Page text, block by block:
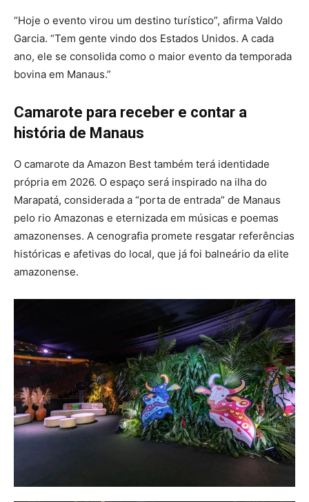
“Hoje o evento virou um destino turístico”, afirma Valdo
Garcia. “Tem gente vindo dos Estados Unidos. A cada
ano, ele se consolida como o maior evento da temporada
bovina em Manaus.”
Camarote para receber e contar a
história de Manaus
O camarote da Amazon Best também terá identidade
própria em 2026. O espaço será inspirado na ilha do
Marapatá, considerada a “porta de entrada” de Manaus
pelo rio Amazonas e eternizada em músicas e poemas
amazonenses. A cenografia promete resgatar referências
históricas e afetivas do local, que já foi balneário da elite
amazonense.